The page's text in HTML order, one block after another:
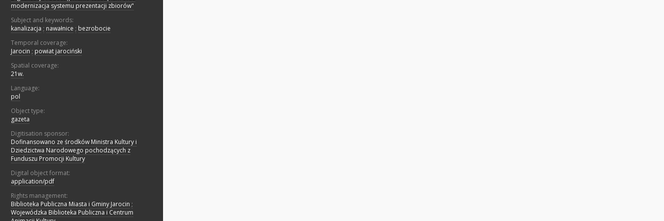
modernizacja systemu prezentacji zbiorów"
Subject and keywords:
kanalizacja ; nawałnice ; bezrobocie
Temporal coverage:
Jarocin ; powiat jarociński
Spatial coverage:
21w.
Language:
pol
Object type:
gazeta
Digitisation sponsor:
Dofinansowano ze środków Ministra Kultury i
Dziedzictwa Narodowego pochodzących z
Funduszu Promocji Kultury
Digital object format:
application/pdf
Rights management:
Biblioteka Publiczna Miasta i Gminy Jarocin ;
Wojewódzka Biblioteka Publiczna i Centrum